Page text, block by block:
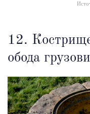
12.
обода